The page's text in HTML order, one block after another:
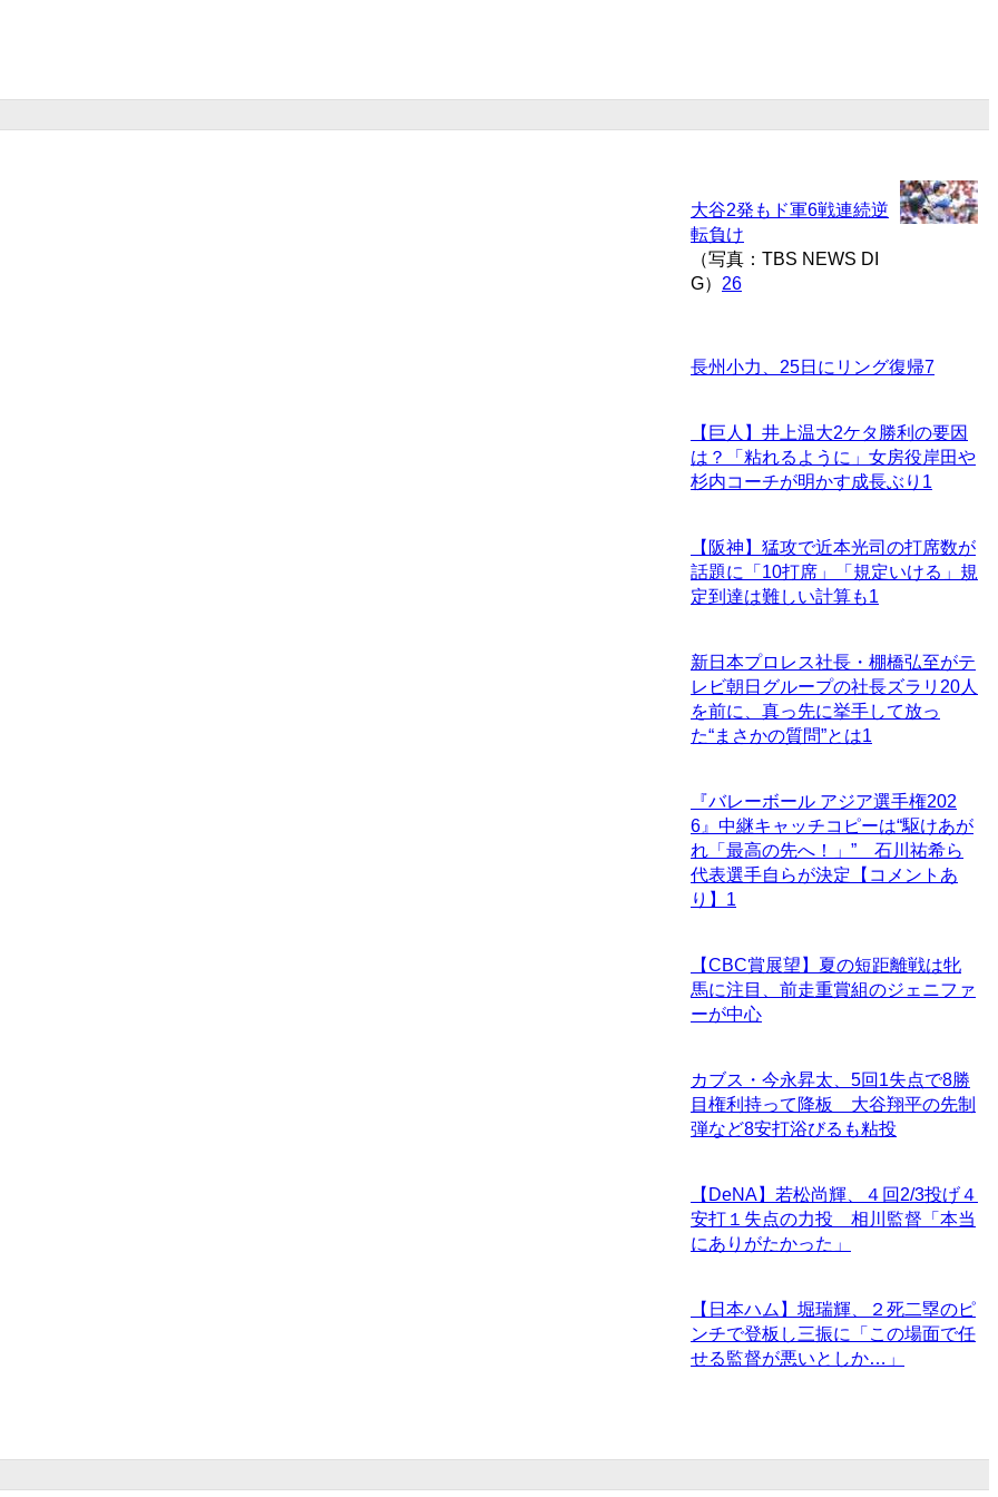
大谷2発もド軍6戦連続逆
転負け
（写真：TBS NEWS DI
G） 26
長州小力、25日にリング復帰7
【巨人】井上温大2ケタ勝利の要因
は？「粘れるように」女房役岸田や
杉内コーチが明かす成長ぶり 1
【阪神】猛攻で近本光司の打席数が
話題に「10打席」「規定いける」規
定到達は難しい計算も1
新日本プロレス社長・棚橋弘至がテ
レビ朝日グループの社長ズラリ20人
を前に、真っ先に挙手して放っ
た“まさかの質問”とは1
『バレーボール アジア選手権202
6』中継キャッチコピーは“駆けあが
れ「最高の先へ！」” 石川祐希ら
代表選手自らが決定【コメントあ
り】 1
【CBC賞展望】夏の短距離戦は牝
馬に注目、前走重賞組のジェニファ
ーが中心
カブス・今永昇太、5回1失点で8勝
目権利持って降板 大谷翔平の先制
弾など8安打浴びるも粘投
【DeNA】若松尚輝、４回2/3投げ４
安打１失点の力投 相川監督「本当
にありがたかった」
【日本ハム】堀瑞輝、２死二塁のピ
ンチで登板し三振に「この場面で任
せる監督が悪いとしか…」